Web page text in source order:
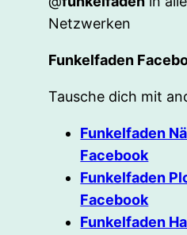
Netzwerken
Funkelfaden
Tausche dich mit
Funkelfaden
Facebook
Funkelfaden
Facebook
Funkelfaden